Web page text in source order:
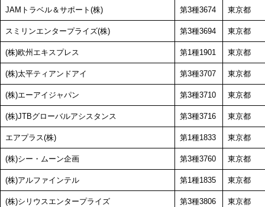
JAMトラベル＆サポート(株) 第3種3674 東京都
スミリンエンタープライズ(株) 第3種3694 東京都
(株)欧州エキスプレス 第1種1901 東京都
(株)太平ティアンドアイ 第3種3707 東京都
(株)エーアイジャパン 第3種3710 東京都
(株)JTBグローバルアシスタンス 第3種3716 東京都
エアプラス(株) 第1種1833 東京都
(株)シー・ムーン企画 第3種3760 東京都
(株)アルファインテル 第1種1835 東京都
(株)シリウスエンタープライズ 第3種3806 東京都